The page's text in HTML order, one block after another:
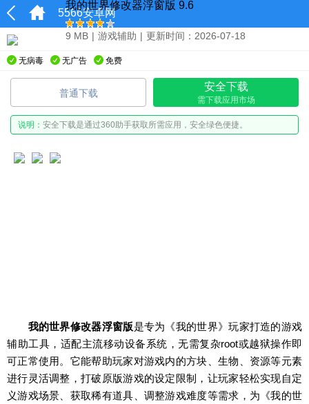
5566安卓网
我的世界修改器浮窗版 9.6
9 MB | 游戏辅助 | 更新时间：2026-07-18
无病毒 无广告 免费
普通下载
安全下载
需下载应用市场
说明： 安全下载是通过360助手获取所需应用，安全绿色便捷。
我的世界修改器浮窗版是专为《我的世界》玩家打造的游戏
辅助工具，适配主流移动设备系统，无需复杂root或越狱操作即
可正常使用。它能帮助玩家对游戏内的方块、生物、资源等元素
进行灵活调整，打破原版游戏的设定限制，让玩家轻松实现自定
义游戏场景、获取稀有道具、调整游戏难度等需求，为《我的世